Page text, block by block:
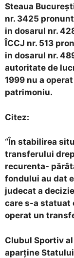
Steaua
nr. 3425
in dosarul nr.
ÎCCJ nr. 513
in dosarul nr.
autoritate de
1999 nu a
patrimoniu.
Citez:
“În stabilirea
transferului
recurenta-
fondului au dat
judecat a
care s-a statuat
operat un
Clubul Sportiv
aparţine